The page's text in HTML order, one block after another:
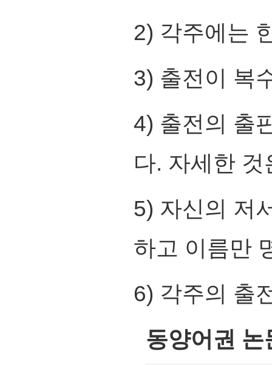
2) 각주에는
3) 출전이 복
4) 출전의 출
다. 자세한
5) 자신의 저
하고 이름만
6) 각주의 출
동양어권 논